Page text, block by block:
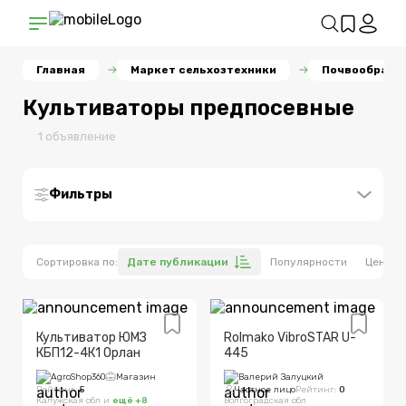
Главная Маркет сельхозтехники
Культиваторы предпосевные
1 объявление
Сортировка по: Дате публикации Популярности Цене
Культиватор ЮМЗ
КБП12-4К1 Орлан
AgroShop360
Магазин
Рейтинг: 5
Калужская обл и ещё +8
Rolmako VibroSTAR U-
445
Валерий Залуцкий
Частное лицоРейтинг: 0
Волгоградская обл
Фильтры
Ширина захвата, м